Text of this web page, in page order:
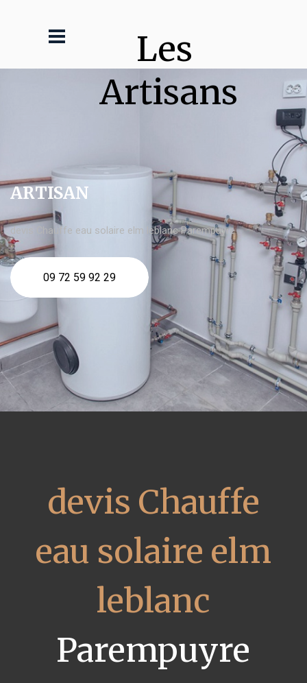
Les
Artisans
ARTISAN
devis Chauffe eau solaire elm leblanc Parempuyre
09 72 59 92 29
devis Chauffe
eau solaire elm
leblanc
Parempuyre